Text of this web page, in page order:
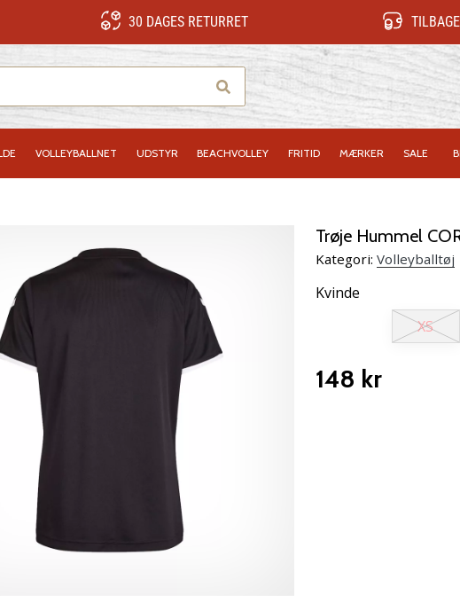
30 DAGES RETURRET
VOLLEYBALLNET UDSTYR BEACHVOLLEY FRITID MÆRKER SALE
Trøje Hummel
Kategori: Volleyballtøj
Kvinde
XS
148 kr